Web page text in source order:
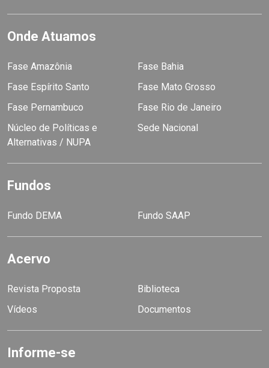
Onde Atuamos
Fase Amazônia
Fase Bahia
Fase Espírito Santo
Fase Mato Grosso
Fase Pernambuco
Fase Rio de Janeiro
Núcleo de Políticas e
Alternativas / NUPA
Sede Nacional
Fundos
Fundo DEMA Fundo SAAP
Acervo
Revista Proposta
Biblioteca
Vídeos
Documentos
Informe-se